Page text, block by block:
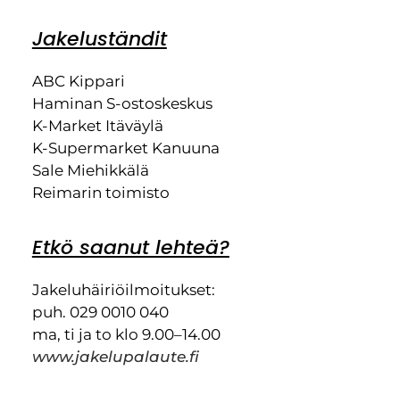
Jakeluständit
ABC Kippari
Haminan S-ostoskeskus
K-Market Itäväylä
K-Supermarket Kanuuna
Sale Miehikkälä
Reimarin toimisto
Etkö saanut lehteä?
Jakeluhäiriöilmoitukset:
puh. 029 0010 040
ma, ti ja to klo 9.00–14.00
www.jakelupalaute.fi